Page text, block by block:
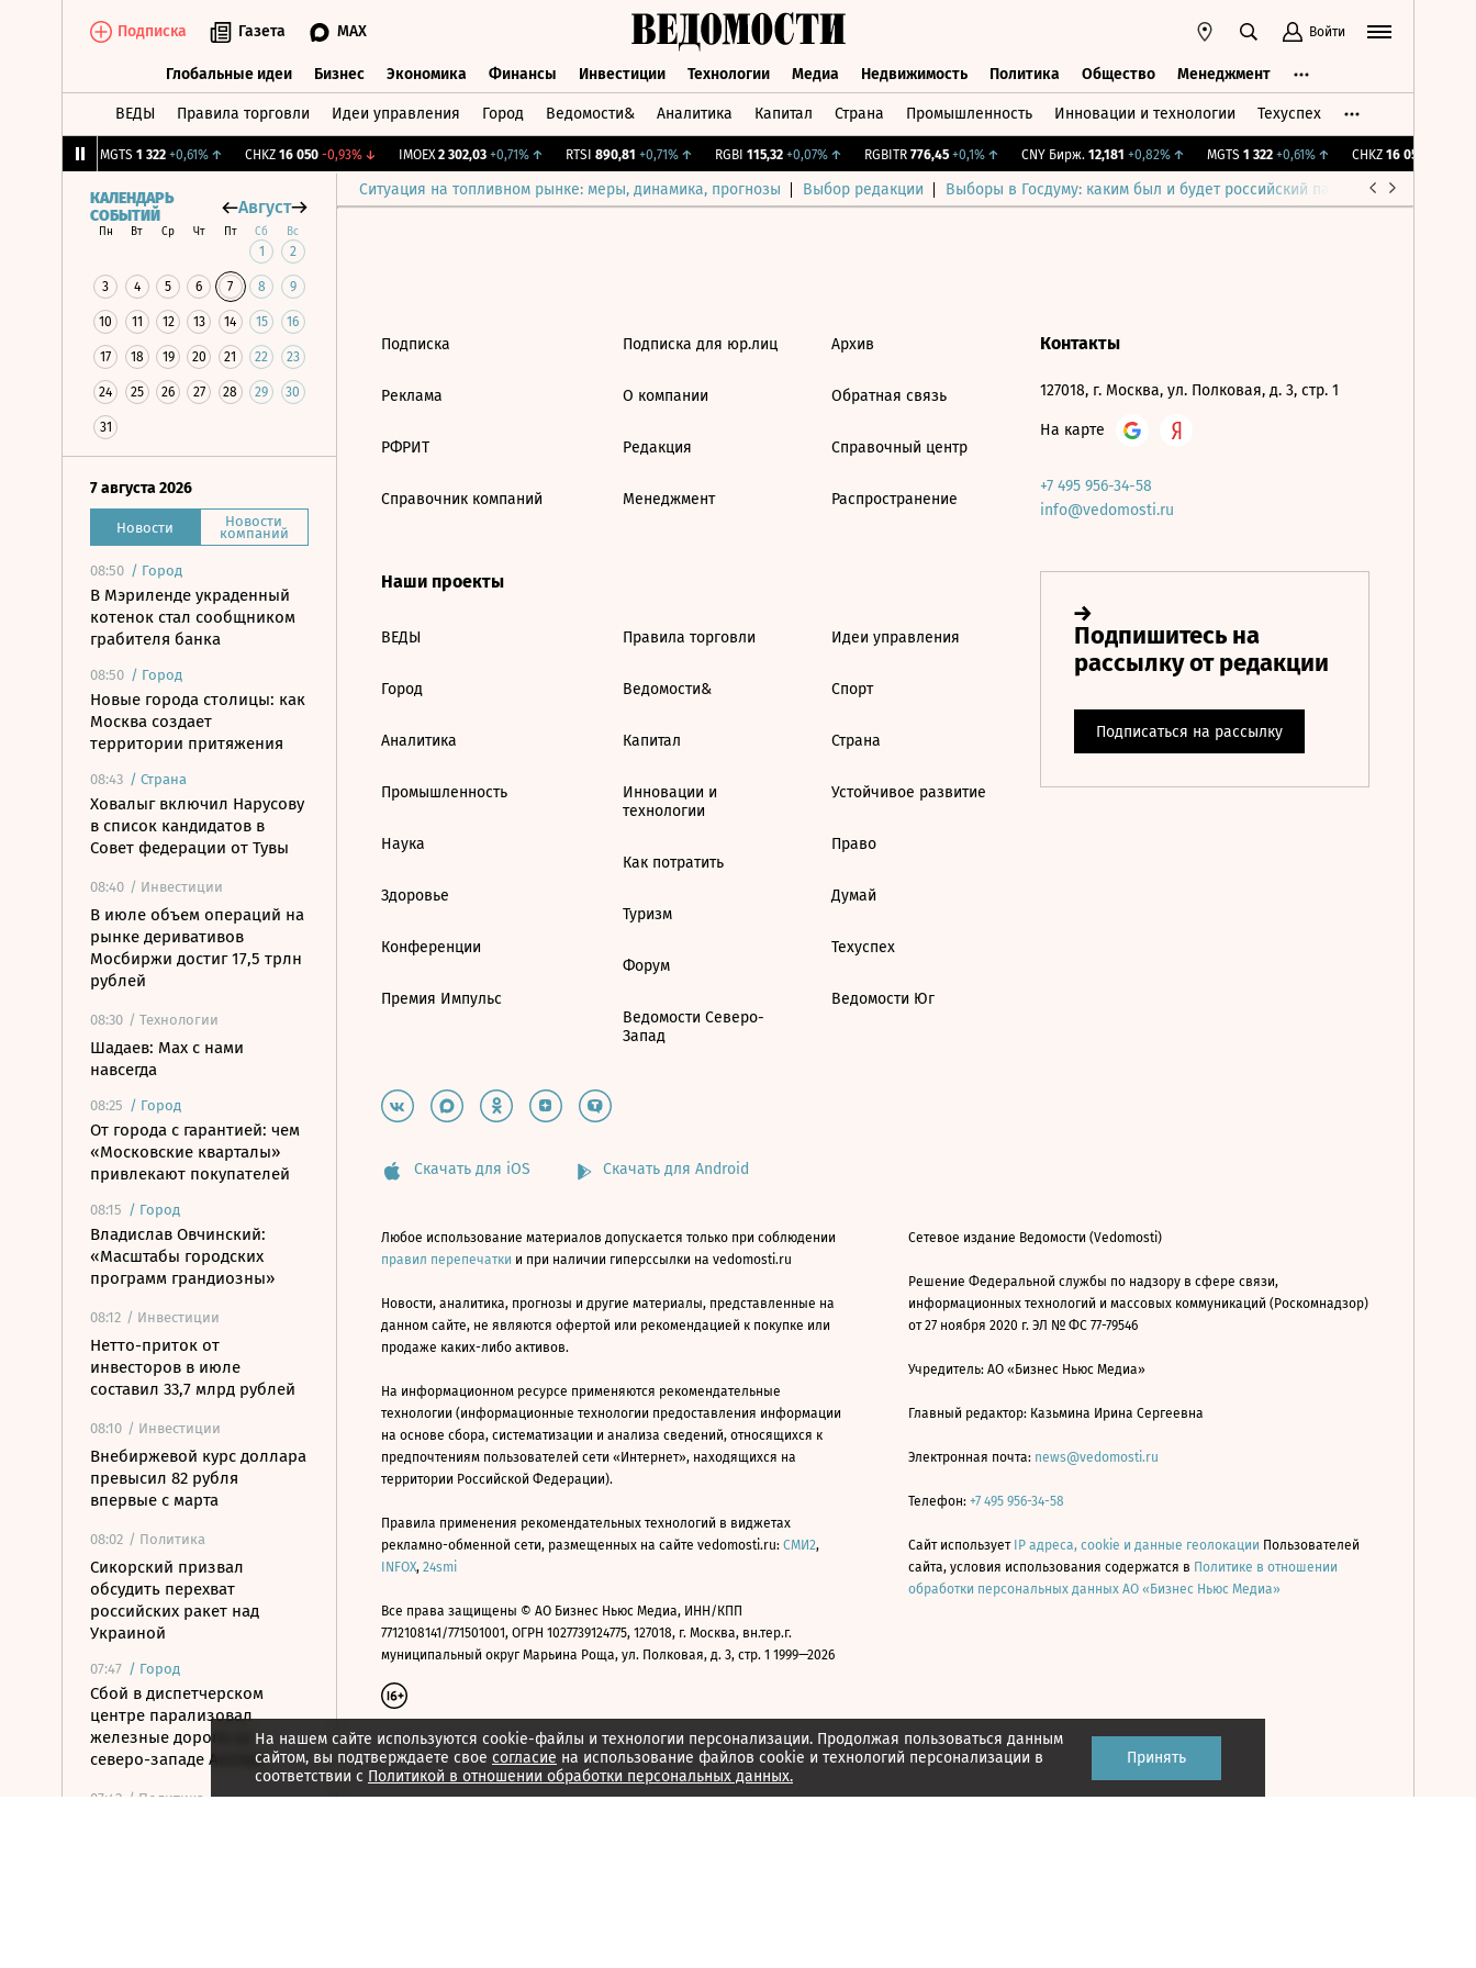
Подписка Газета MAX Войти
Глобальные идеи Бизнес Экономика Финансы Инвестиции Технологии Медиа Недвижимость Политика Общество Менеджмент
ВЕДЫ Правила торговли Идеи управления Город Ведомости& Аналитика Капитал Страна Промышленность Инновации и технологии Техуспех
MGTS 1 322 +0,61%↑ CHKZ 16 050 -0,93%↓ IMOEX 2 302,03 +0,71%↑ RTSI 890,81 +0,71%↑ RGBI 115,32 +0,07%↑ RGBITR 776,45 +0,1%↑ CNY Бирж. 12,181 +0,82%↑ MGTS 1 322 +0,61%↑ CHKZ 16 050
Ситуация на топливном рынке: меры, динамика, прогнозы Выбор редакции Выборы в Госдуму: каким был и будет российский парламент
КАЛЕНДАРЬ
СОБЫТИЙ
Август
Пн Вт Ср Чт Пт Сб Вс
1 2
3 4 5 6 7 8 9
10 11 12 13 14 15 16
17 18 19 20 21 22 23
24 25 26 27 28 29 30
31
7 августа 2026
Новости Новости
компаний
08:50 / Город
В Мэриленде украденный
котенок стал сообщником
грабителя банка
08:50 / Город
Новые города столицы: как
Москва создает
территории притяжения
08:43 / Страна
Ховалыг включил Нарусову
в список кандидатов в
Совет федерации от Тувы
08:40 / Инвестиции
В июле объем операций на
рынке деривативов
Мосбиржи достиг 17,5 трлн
рублей
08:30 / Технологии
Шадаев: Max с нами
навсегда
08:25 / Город
От города с гарантией: чем
«Московские кварталы»
привлекают покупателей
08:15 / Город
Владислав Овчинский:
«Масштабы городских
программ грандиозны»
08:12 / Инвестиции
Нетто-приток от
инвесторов в июле
составил 33,7 млрд рублей
08:10 / Инвестиции
Внебиржевой курс доллара
превысил 82 рубля
впервые с марта
08:02 / Политика
Сикорский призвал
обсудить перехват
российских ракет над
Украиной
07:47 / Город
Сбой в диспетчерском
центре парализовал
железные дороги на
северо-западе Англии
07:42 / Политика
На нашем сайте используются cookie-файлы и технологии персонализации. Продолжая пользоваться данным
сайтом, вы подтверждаете свое согласие на использование файлов cookie и технологий персонализации в
соответствии с Политикой в отношении обработки персональных данных.
Принять
Подписка
Реклама
РФРИТ
Справочник компаний
Подписка для юр.лиц
О компании
Редакция
Менеджмент
Архив
Обратная связь
Справочный центр
Распространение
Наши проекты
ВЕДЫ
Город
Аналитика
Промышленность
Наука
Здоровье
Конференции
Премия Импульс
Правила торговли
Ведомости&
Капитал
Инновации и
технологии
Как потратить
Туризм
Форум
Ведомости Северо-
Запад
Идеи управления
Спорт
Страна
Устойчивое развитие
Право
Думай
Техуспех
Ведомости Юг
Контакты
127018, г. Москва, ул. Полковая, д. 3, стр. 1
На карте
+7 495 956-34-58
info@vedomosti.ru
Скачать для iOS Скачать для Android
Любое использование материалов допускается только при соблюдении
правил перепечатки и при наличии гиперссылки на vedomosti.ru
Новости, аналитика, прогнозы и другие материалы, представленные на
данном сайте, не являются офертой или рекомендацией к покупке или
продаже каких-либо активов.
На информационном ресурсе применяются рекомендательные
технологии (информационные технологии предоставления информации
на основе сбора, систематизации и анализа сведений, относящихся к
предпочтениям пользователей сети «Интернет», находящихся на
территории Российской Федерации).
Правила применения рекомендательных технологий в виджетах
рекламно-обменной сети, размещенных на сайте vedomosti.ru: СМИ2,
INFOX, 24smi
Все права защищены © АО Бизнес Ньюс Медиа, ИНН/КПП
7712108141/771501001, ОГРН 1027739124775, 127018, г. Москва, вн.тер.г.
муниципальный округ Марьина Роща, ул. Полковая, д. 3, стр. 1 1999—2026
Сетевое издание Ведомости (Vedomosti)
Решение Федеральной службы по надзору в сфере связи,
информационных технологий и массовых коммуникаций (Роскомнадзор)
от 27 ноября 2020 г. ЭЛ № ФС 77-79546
Учредитель: АО «Бизнес Ньюс Медиа»
Главный редактор: Казьмина Ирина Сергеевна
Электронная почта: news@vedomosti.ru
Телефон: +7 495 956-34-58
Сайт использует IP адреса, cookie и данные геолокации Пользователей
сайта, условия использования содержатся в Политике в отношении
обработки персональных данных АО «Бизнес Ньюс Медиа»